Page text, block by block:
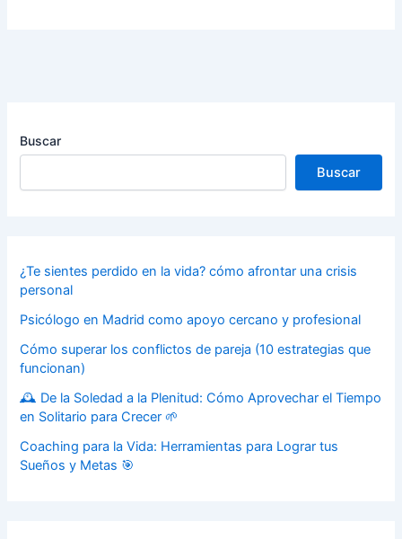
Buscar
Buscar
¿Te sientes perdido en la vida? cómo afrontar una crisis
personal
Psicólogo en Madrid como apoyo cercano y profesional
Cómo superar los conflictos de pareja (10 estrategias que
funcionan)
🕰️ De la Soledad a la Plenitud: Cómo Aprovechar el Tiempo
en Solitario para Crecer 🌱
Coaching para la Vida: Herramientas para Lograr tus
Sueños y Metas 🎯